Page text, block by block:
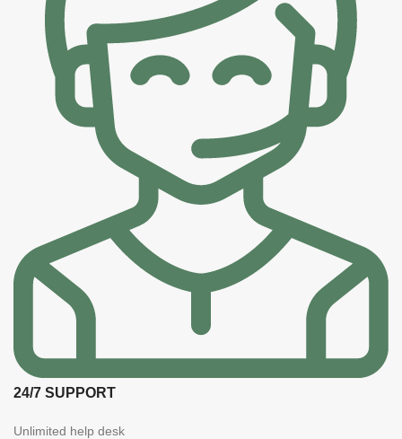
24/7 SUPPORT
Unlimited help desk